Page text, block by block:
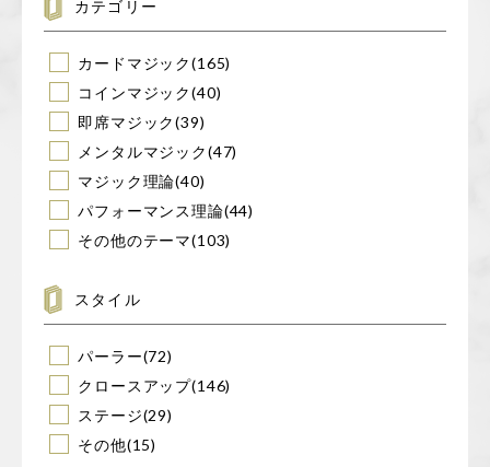
カテゴリー
カードマジック(165)
コインマジック(40)
即席マジック(39)
メンタルマジック(47)
マジック理論(40)
パフォーマンス理論(44)
その他のテーマ(103)
スタイル
パーラー(72)
クロースアップ(146)
ステージ(29)
その他(15)